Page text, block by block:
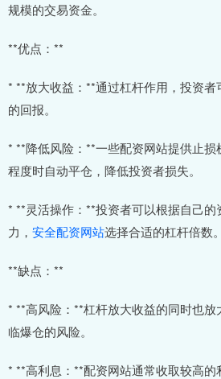
规模的交易资金。
**优点：**
* **放大收益：**通过杠杆作用，投资
的回报。
* **降低风险：**一些配资网站提供止
程度时自动平仓，降低投资者损失。
* **灵活操作：**投资者可以根据自己
力， 安全配资网站选择合适的杠杆倍数。
**缺点：**
* **高风险：**杠杆放大收益的同时也
临爆仓的风险。
* **高利息：**配资网站通常收取较高